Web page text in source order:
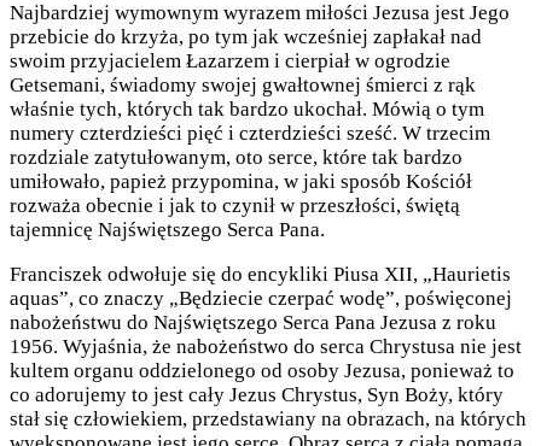
Najbardziej wymownym wyrazem miłości Jezusa jest Jego
przebicie do krzyża, po tym jak wcześniej zapłakał nad
swoim przyjacielem Łazarzem i cierpiał w ogrodzie
Getsemani, świadomy swojej gwałtownej śmierci z rąk
właśnie tych, których tak bardzo ukochał. Mówią o tym
numery czterdzieści pięć i czterdzieści sześć. W trzecim
rozdziale zatytułowanym, oto serce, które tak bardzo
umiłowało, papież przypomina, w jaki sposób Kościół
rozważa obecnie i jak to czynił w przeszłości, świętą
tajemnicę Najświętszego Serca Pana.
Franciszek odwołuje się do encykliki Piusa XII, „Haurietis
aquas”, co znaczy „Będziecie czerpać wodę”, poświęconej
nabożeństwu do Najświętszego Serca Pana Jezusa z roku
1956. Wyjaśnia, że nabożeństwo do serca Chrystusa nie jest
kultem organu oddzielonego od osoby Jezusa, ponieważ to
co adorujemy to jest cały Jezus Chrystus, Syn Boży, który
stał się człowiekiem, przedstawiany na obrazach, na których